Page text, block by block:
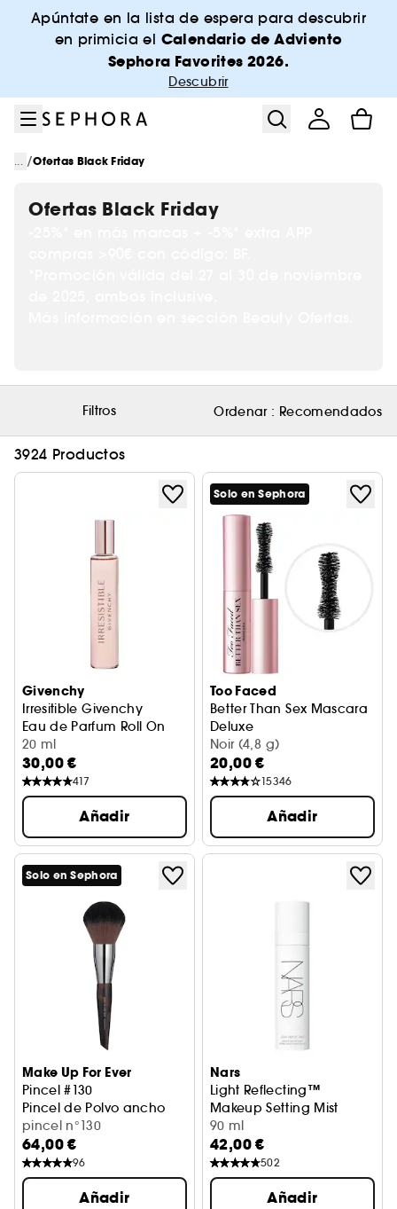
Ir al menú
Ir al contenido principal
Ir al pie de página
Apúntate en la lista de espera para descubrir
en primicia el Calendario de Adviento
Sephora Favorites 2026.
Descubrir
... /Ofertas Black Friday
Ofertas Black Friday
Filtros Ordenar : Recomendados
3924 Productos
Givenchy
Irresitible Givenchy
Eau de Parfum Roll On
20 ml
30,00 €
417
Añadir
Solo en Sephora
Too Faced
Better Than Sex Mascara
Deluxe
Máscara Formato mini
Noir (4,8 g)
20,00 €
15346
Añadir
Solo en Sephora
Make Up For Ever
Pincel #130
Pincel de Polvo ancho
pincel n°130
64,00 €
96
Añadir
Nars
Light Reflecting™
Makeup Setting Mist
Bruma fijadora de
90 ml
42,00 €
502
Añadir